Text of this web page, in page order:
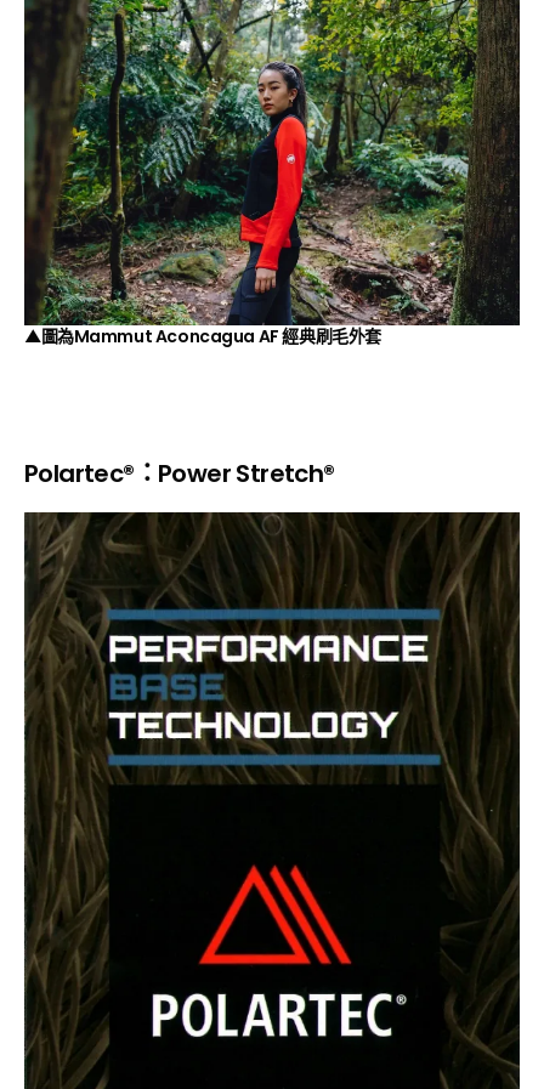
▲圖為Mammut Aconcagua AF 經典刷毛外套
Polartec® ：Power Stretch®